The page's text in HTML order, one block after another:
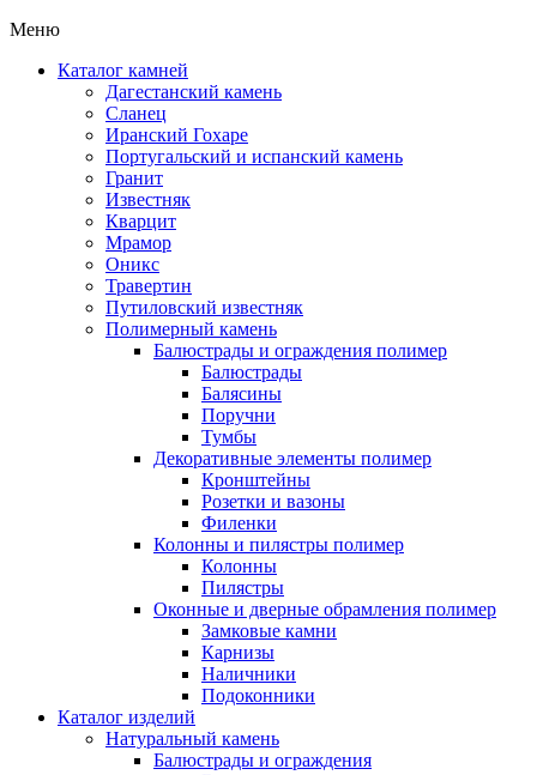
Меню
Каталог камней
Дагестанский камень
Сланец
Иранский Гохаре
Португальский и испанский камень
Гранит
Известняк
Кварцит
Мрамор
Оникс
Травертин
Путиловский известняк
Полимерный камень
Балюстрады и ограждения полимер
Балюстрады
Балясины
Поручни
Тумбы
Декоративные элементы полимер
Кронштейны
Розетки и вазоны
Филенки
Колонны и пилястры полимер
Колонны
Пилястры
Оконные и дверные обрамления полимер
Замковые камни
Карнизы
Наличники
Подоконники
Каталог изделий
Натуральный камень
Балюстрады и ограждения